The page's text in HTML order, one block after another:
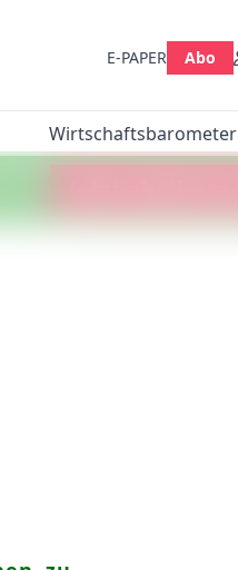
E-PAPER Abo
Wirtschaftsbarometer